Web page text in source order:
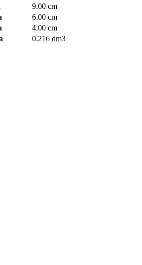
9.00 cm
6.00 cm
4.00 cm
0.216 dm3